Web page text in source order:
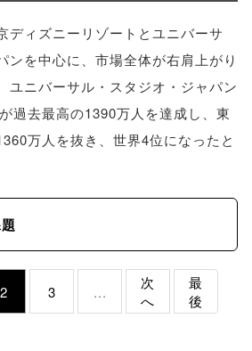
ディズニーリゾートとユニバーサ
ンを中心に、市場全体が右肩上がり
ユニバーサル・スタジオ・ジャパン
過去最高の1390万人を達成し、東
万人を抜き、世界4位になったと
2 3 ...
次
へ
最
後